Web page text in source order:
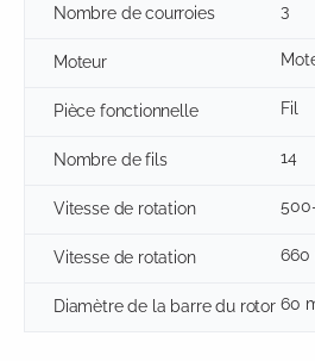
Nombre de courroies 3
Moteur
Pièce fonctionnelle Fil
Nombre de fils 14
Vitesse de rotation
Vitesse de rotation 660
Diamètre de la barre du rotor 60